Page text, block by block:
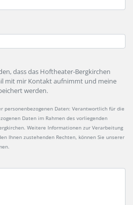
dass das Hoftheater-Bergkirchen
mit mir Kontakt aufnimmt und meine
werden.
personenbezogenen Daten: Verantwortlich für die
Daten im Rahmen des vorliegenden
Weitere Informationen zur Verarbeitung
Ihnen zustehenden Rechten, können Sie unserer